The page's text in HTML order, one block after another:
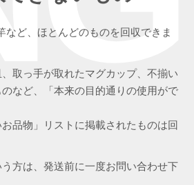
など、ほとんどのものを回収できま
取っ手が取れたマグカップ、不揃い
など、「本来の目的通りの使用がで
品物」リストに掲載されたものは回
う方は、発送前に一度お問い合わせ下